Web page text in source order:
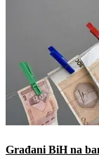
Građani BiH na